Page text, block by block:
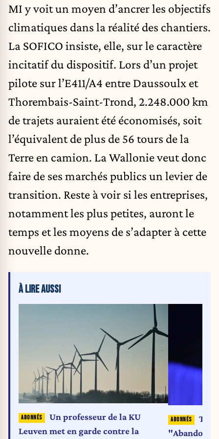
MI y voit un moyen d’ancrer les objectifs
climatiques dans la réalité des chantiers.
La SOFICO insiste, elle, sur le caractère
incitatif du dispositif. Lors d’un projet
pilote sur l’E411/A4 entre Daussoulx et
Thorembais-Saint-Trond, 2.248.000 km
de trajets auraient été économisés, soit
l’équivalent de plus de 56 tours de la
Terre en camion. La Wallonie veut donc
faire de ses marchés publics un levier de
transition. Reste à voir si les entreprises,
notamment les plus petites, auront le
temps et les moyens de s’adapter à cette
nouvelle donne.
À LIRE AUSSI
Un professeur de la KU
Leuven met en garde contre la